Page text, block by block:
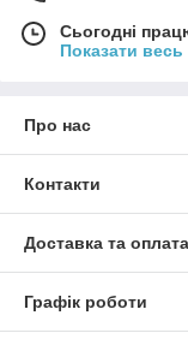
Сьогодні
Показати
Про нас
Контакти
Доставка та оплата
Графік роботи